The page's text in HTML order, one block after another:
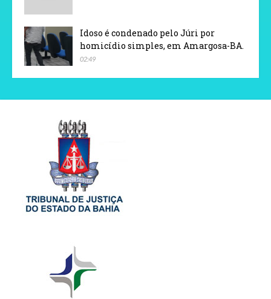
Idoso é condenado pelo Júri por
homicídio simples, em Amargosa-BA.
02:49